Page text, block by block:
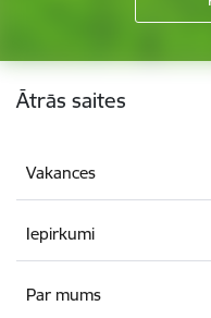
Kājene
Ātrās saites
Vakances
Iepirkumi
Par mums